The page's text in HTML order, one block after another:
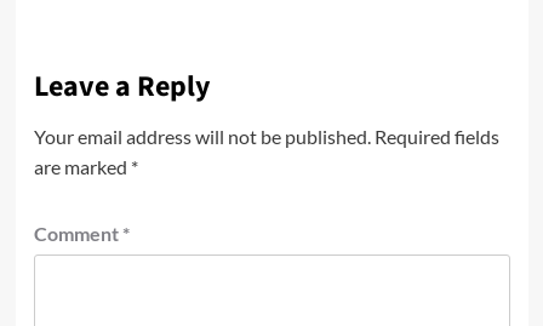
Leave a Reply
Your email address will not be published. Required fields
are marked *
Comment *